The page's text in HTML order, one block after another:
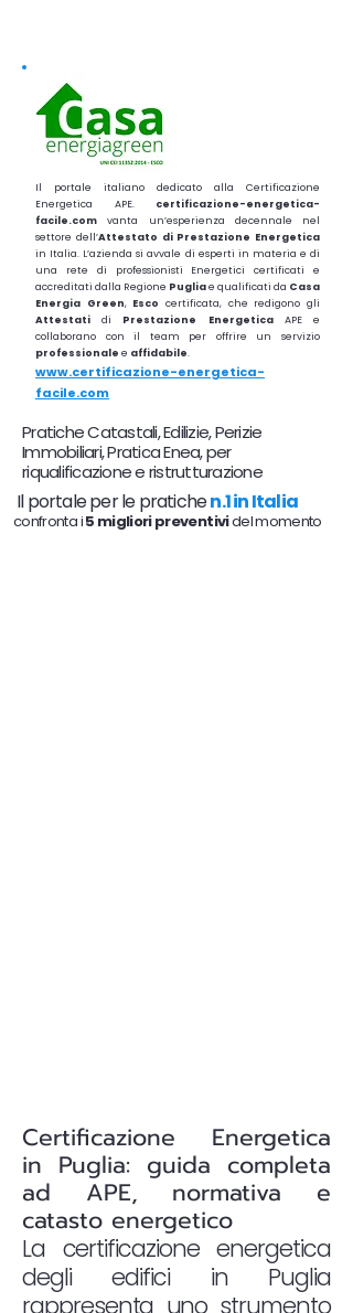
Il portale italiano dedicato alla Certificazione
Energetica APE. certificazione-energetica-
facile.com vanta un’esperienza decennale nel
settore dell’Attestato di Prestazione Energetica
in Italia. L’azienda si avvale di esperti in materia e di
una rete di professionisti Energetici certificati e
accreditati dalla Regione Pugliae qualificati da Casa
Energia Green, Escocertificata, che redigono gli
Attestatidi Prestazione EnergeticaAPE e
collaborano con il team per offrire un servizio
professionale e affidabile.
www.certificazione-energetica-
facile.com
Pratiche Catastali, Edilizie, Perizie
Immobiliari, Pratica Enea, per
riqualificazione e ristrutturazione
Il portale per le pratichen.1 in Italia
confronta i5 migliori preventividel momento
Certificazione Energetica
in Puglia: guida completa
ad APE, normativa e
catasto energetico
La certificazione energetica
degli edifici in Puglia
rappresenta uno strumento